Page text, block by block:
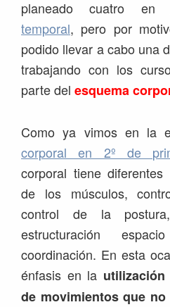
planeado cuatro en
temporal, pero por
podido llevar a cabo una
trabajando con los
parte del esquema
Como ya vimos en la
corporal en 2º de
corporal tiene diferentes
de los músculos,
control de la
estructuración
coordinación. En esta
énfasis en la
de movimientos que